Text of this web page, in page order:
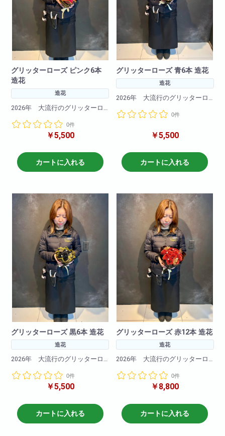
グリッターローズ ピンク6本
造花
造花
2026年 大流行のグリッターロ
キラキラと光るバラの造花でで
きたブーケです。
今Instagramやtiktokで大バズリ中
のこの商品
記念日や誕生日卒業式にも大切
赤バラの花言葉：「感謝」「称
バラ６本の花言葉：「あなたに
夢中」「お互いに敬い、愛し、
分かち合いましょう」
0件
￥5,500
カートに入れる
グリッターローズ 青6本 造花
造花
2026年 大流行のグリッターロ
キラキラと光るバラの造花でで
のこの商品
記念日や誕生日卒業式にも大切
な方へのプレゼントに最適！
「神の祝福」
バラ６本の花言葉：「あなたに
夢中」「お互いに敬い、愛し、
分かち合いましょう」
0件
￥5,500
カートに入れる
グリッターローズ 黒6本 造花
造花
2026年 大流行のグリッターロ
キラキラと光るバラの造花でで
きたブーケです。
今Instagramやtiktokで大バズリ中
のこの商品
記念日や誕生日卒業式にも大切
0件
￥5,500
カートに入れる
グリッターローズ 赤12本 造花
造花
2026年 大流行のグリッターロ
キラキラと光るバラの造花でで
きたブーケです。
今Instagramやtiktokで大バズリ中
のこの商品
記念日や誕生日卒業式にも大切
0件
￥8,800
カートに入れる